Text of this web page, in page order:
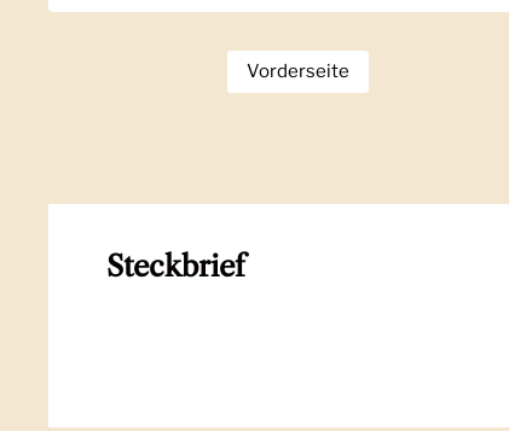
Zeige Folie 1
Vorderseite
Steckbrief